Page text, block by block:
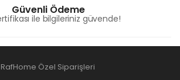
Güvenli Ödeme
ile bilgileriniz güvende!
RafHome Özel Siparişleri